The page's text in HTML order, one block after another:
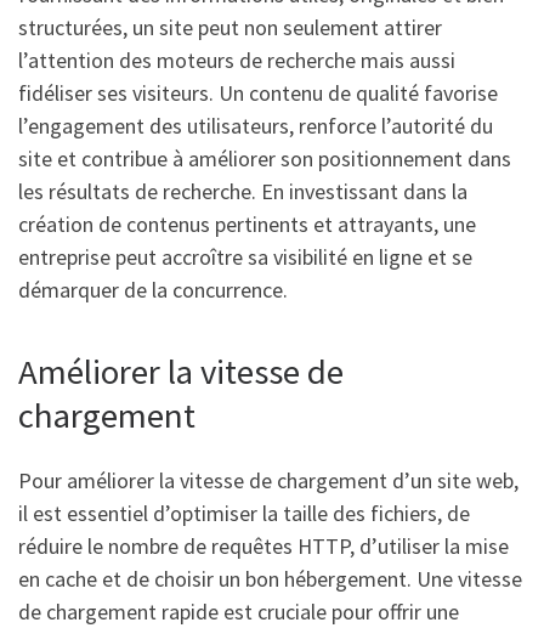
structurées, un site peut non seulement attirer
l’attention des moteurs de recherche mais aussi
fidéliser ses visiteurs. Un contenu de qualité favorise
l’engagement des utilisateurs, renforce l’autorité du
site et contribue à améliorer son positionnement dans
les résultats de recherche. En investissant dans la
création de contenus pertinents et attrayants, une
entreprise peut accroître sa visibilité en ligne et se
démarquer de la concurrence.
Améliorer la vitesse de
chargement
Pour améliorer la vitesse de chargement d’un site web,
il est essentiel d’optimiser la taille des fichiers, de
réduire le nombre de requêtes HTTP, d’utiliser la mise
en cache et de choisir un bon hébergement. Une vitesse
de chargement rapide est cruciale pour offrir une